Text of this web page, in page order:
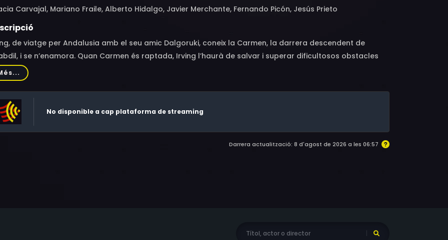
Carvajal, Mariano Fraile, Alberto Hidalgo, Javier Merchante, Fernando Picón, Jesús Prieto
de viatge per Andalusia amb el seu amic Dalgoruki, coneix la Carmen, la darrera descendent de
i se n’enamora. Quan Carmen és raptada, Irving l’haurà de salvar i superar dificultosos obstacles
acompanyar-la fins a l'Alhambra perquè es pugui complir una profecia.
No disponible a cap plataforma de streaming
Darrera actualització: 8 d'agost de 2026 a les 06:57